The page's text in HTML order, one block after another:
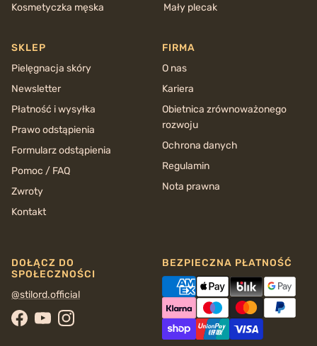
Kosmetyczka męska
Mały plecak
SKLEP
Pielęgnacja skóry
Newsletter
Płatność i wysyłka
Prawo odstąpienia
Formularz odstąpienia
Pomoc / FAQ
Zwroty
Kontakt
FIRMA
O nas
Kariera
Obietnica zrównoważonego
rozwoju
Ochrona danych
Regulamin
Nota prawna
DOŁĄCZ DO
SPOŁECZNOŚCI
@stilord.official
Facebook
YouTubeInstagram
BEZPIECZNA PŁATNOŚĆ